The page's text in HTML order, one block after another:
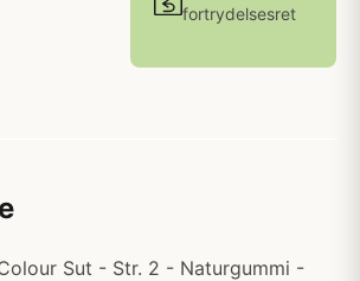
fortrydelsesret
Colour Sut - Str. 2 - Naturgummi -